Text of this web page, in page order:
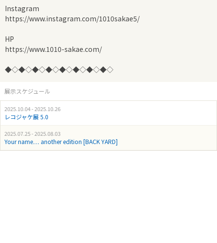
Instagram
https://www.instagram.com/1010sakae5/
HP
https://www.1010-sakae.com/
◆◇◆◇◆◇◆◇◆◇◆◇◆◇◆◇
展示スケジュール
2025.10.04 - 2025.10.26
レコジャケ展 5.0
2025.07.25 - 2025.08.03
Your name… another edition [BACK YARD]⁡